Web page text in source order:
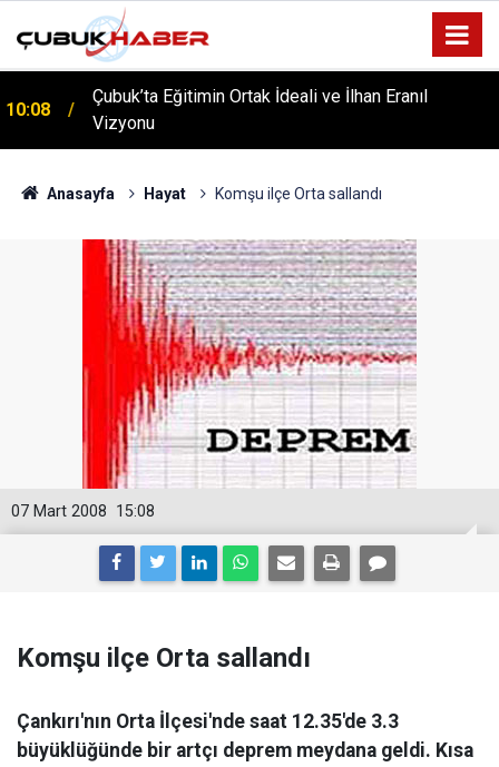
10:08
Çubuk’ta Eğitimin Ortak İdeali ve İlhan Eranıl
12:06
ÇUBUK’TA ‘YAZA MERHABA’ COŞKUSU: Kursiyerler
Gönüllerince Eğlendi!
Anasayfa Hayat Komşu ilçe Orta sallandı
15:08
07 Mart 2008
Komşu ilçe Orta sallandı
Çankırı'nın Orta İlçesi'nde saat 12.35'de 3.3
büyüklüğünde bir artçı deprem meydana geldi. Kısa